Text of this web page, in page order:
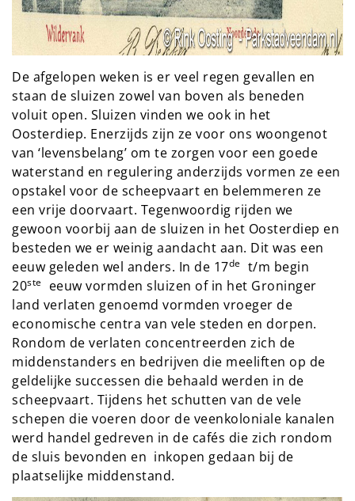
De afgelopen weken is er veel regen gevallen en
staan de sluizen zowel van boven als beneden
voluit open. Sluizen vinden we ook in het
Oosterdiep. Enerzijds zijn ze voor ons woongenot
van ‘levensbelang’ om te zorgen voor een goede
waterstand en regulering anderzijds vormen ze een
opstakel voor de scheepvaart en belemmeren ze
een vrije doorvaart. Tegenwoordig rijden we
gewoon voorbij aan de sluizen in het Oosterdiep en
besteden we er weinig aandacht aan. Dit was een
eeuw geleden wel anders. In de 17de t/m begin
20ste
eeuw vormden sluizen of in het Groninger
land verlaten genoemd vormden vroeger de
economische centra van vele steden en dorpen.
Rondom de verlaten concentreerden zich de
middenstanders en bedrijven die meeliften op de
geldelijke successen die behaald werden in de
scheepvaart. Tijdens het schutten van de vele
schepen die voeren door de veenkoloniale kanalen
werd handel gedreven in de cafés die zich rondom
de sluis bevonden en inkopen gedaan bij de
plaatselijke middenstand.